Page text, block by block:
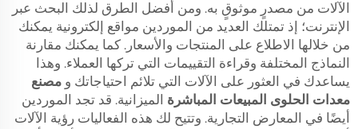
الآلات من مصدرٍ موثوقٍ به. ومن أفضل الطرق لذلك البحث عبر
الإنترنت؛ إذ تمتلك العديد من الموردين مواقع إلكترونية يمكنك
من خلالها الاطلاع على المنتجات والأسعار. كما يمكنك مقارنة
النماذج المختلفة وقراءة التقييمات التي تركها العملاء. وهذا
يساعدك في العثور على الآلات التي تلائم احتياجاتك و مصنع
معدات الحلوى المبيعات المباشرة
الميزانية. قد تجد الموردين
أيضًا في المعارض التجارية. وتتيح لك هذه الفعاليات رؤية الآلات